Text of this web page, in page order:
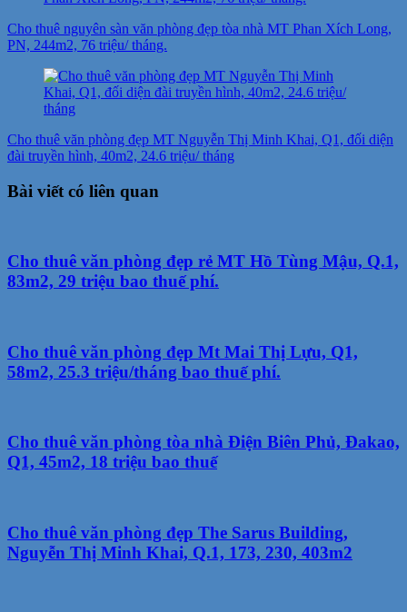
Cho thuê nguyên sàn văn phòng đẹp tòa nhà MT Phan Xích Long,
PN, 244m2, 76 triệu/ tháng.
Cho thuê văn phòng đẹp MT Nguyễn Thị Minh Khai, Q1, đối diện
đài truyền hình, 40m2, 24.6 triệu/ tháng
Bài viết có liên quan
Cho thuê văn phòng đẹp rẻ MT Hồ Tùng Mậu, Q.1,
83m2, 29 triệu bao thuế phí.
Cho thuê văn phòng đẹp Mt Mai Thị Lựu, Q1,
58m2, 25.3 triệu/tháng bao thuế phí.
Cho thuê văn phòng tòa nhà Điện Biên Phủ, Đakao,
Q1, 45m2, 18 triệu bao thuế
Cho thuê văn phòng đẹp The Sarus Building,
Nguyễn Thị Minh Khai, Q.1, 173, 230, 403m2